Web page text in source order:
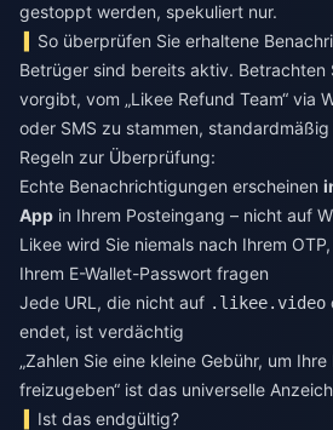
gestoppt werden, spekuliert nur.
So überprüfen Sie erhaltene
Betrüger sind bereits aktiv. Betrachten
vorgibt, vom „Likee Refund Team“ via
oder SMS zu stammen,
Regeln zur Überprüfung:
Echte Benachrichtigungen erscheinen
App in Ihrem Posteingang – nicht auf
Likee wird Sie niemals nach Ihrem
Ihrem E-Wallet-Passwort fragen
Jede URL, die nicht auf .likee.video
endet, ist verdächtig
„Zahlen Sie eine kleine Gebühr, um
freizugeben“ ist das universelle
Ist das endgültig?